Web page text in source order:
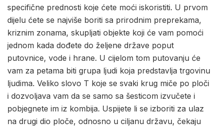
specifične prednosti koje ćete moći iskoristiti. U prvom
dijelu ćete se najviše boriti sa prirodnim preprekama,
kriznim zonama, skupljati objekte koji će vam pomoći
jednom kada dođete do željene države poput
putovnice, vode i hrane. U cijelom tom putovanju će
vam za petama biti grupa ljudi koja predstavlja trgovinu
ljudima. Veliko slovo T koje se svaki krug miče po ploči
i dozvoljava vam da se samo sa šesticom izvučete i
pobjegnete im iz kombija. Uspijete li se izboriti za ulaz
na drugi dio ploče, odnosno u ciljanu državu, čekaju